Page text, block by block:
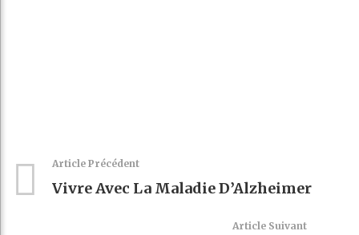
Article Précédent
Vivre Avec La Maladie D’Alzheimer
Article Suivant